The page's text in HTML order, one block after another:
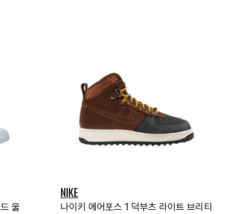
울
NIKE
나이키 에어포스 1 덕부츠 라이트 브리티